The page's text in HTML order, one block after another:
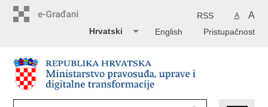
A A
RSS
Pristupačnost
English
Hrvatski